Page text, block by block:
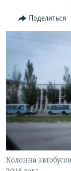
поискуИНФОГРАФИКА
ТЕЛЕПРОЕКТ
СОВЕТЫ
ПРОПАВШИЕ БЕЗ
ПОБЕДИТЕЛЕЙ НЕ
ELIFBE
УКРАИНСКАЯ
РАДІО СВОБОДА
КАК ОБОЙТИ
Qırımtatar
ПРИСОЕДИНЯЙТЕСЬ!
Все сайты
Поделиться
Колонна